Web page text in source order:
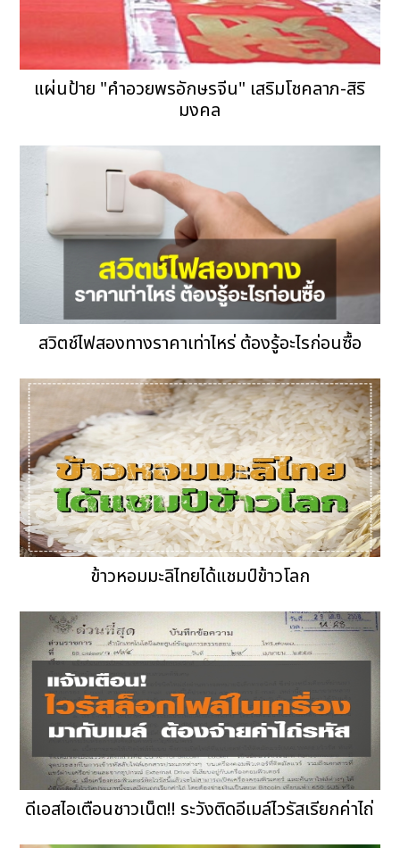
แผ่นป้าย "คำอวยพรอักษรจีน" เสริมโชคลาภ-สิริ
มงคล
สวิตช์ไฟสองทางราคาเท่าไหร่ ต้องรู้อะไรก่อนซื้อ
ข้าวหอมมะลิไทยได้แชมป์ข้าวโลก
ดีเอสไอเตือนชาวเน็ต!! ระวังติดอีเมล์ไวรัสเรียกค่าไถ่